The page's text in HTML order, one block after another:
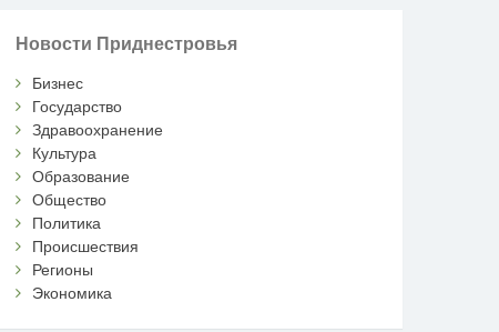
Новости Приднестровья
Бизнес
Государство
Здравоохранение
Культура
Образование
Общество
Политика
Происшествия
Регионы
Экономика